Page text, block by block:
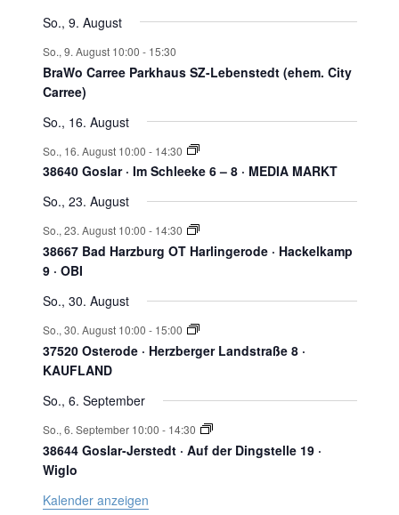
So., 9. August
So., 9. August 10:00 - 15:30
BraWo Carree Parkhaus SZ-Lebenstedt (ehem. City
Carree)
So., 16. August
So., 16. August 10:00 - 14:30
38640 Goslar · Im Schleeke 6 – 8 · MEDIA MARKT
So., 23. August
So., 23. August 10:00 - 14:30
38667 Bad Harzburg OT Harlingerode · Hackelkamp
9 · OBI
So., 30. August
So., 30. August 10:00 - 15:00
37520 Osterode · Herzberger Landstraße 8 ·
KAUFLAND
So., 6. September
So., 6. September 10:00 - 14:30
38644 Goslar-Jerstedt · Auf der Dingstelle 19 ·
Wiglo
Kalender anzeigen